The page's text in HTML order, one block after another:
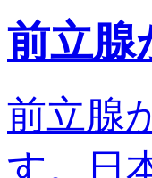
前立腺
前立腺
す。日